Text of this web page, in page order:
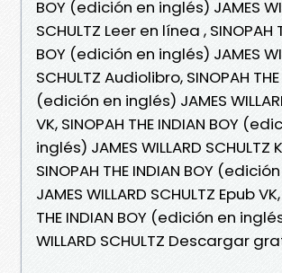
BOY (edición en inglés) JAMES
SCHULTZ Leer en línea , SINOPAH
BOY (edición en inglés) JAMES
SCHULTZ Audiolibro, SINOPAH
(edición en inglés) JAMES
VK, SINOPAH THE INDIAN BOY
inglés) JAMES WILLARD SCHULTZ
SINOPAH THE INDIAN BOY
JAMES WILLARD SCHULTZ Epub
THE INDIAN BOY (edición en
WILLARD SCHULTZ Descargar